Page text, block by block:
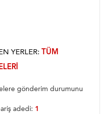
YERLER: TÜM
gönderim durumunu
adedi: 1